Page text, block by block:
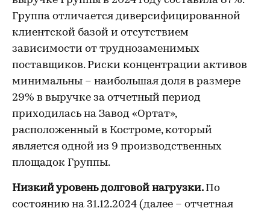
Группа отличается диверсифицированной
клиентской базой и отсутствием
зависимости от труднозаменимых
поставщиков. Риски концентрации активов
минимальны – наибольшая доля в размере
29% в выручке за отчетный период
приходилась на Завод «Ортат»,
расположенный в Костроме, который
является одной из 9 производственных
площадок Группы.
Низкий уровень долговой нагрузки. По
состоянию на 31.12.2024 (далее – отчетная